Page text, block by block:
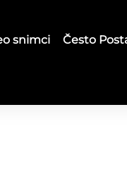
snimci Često